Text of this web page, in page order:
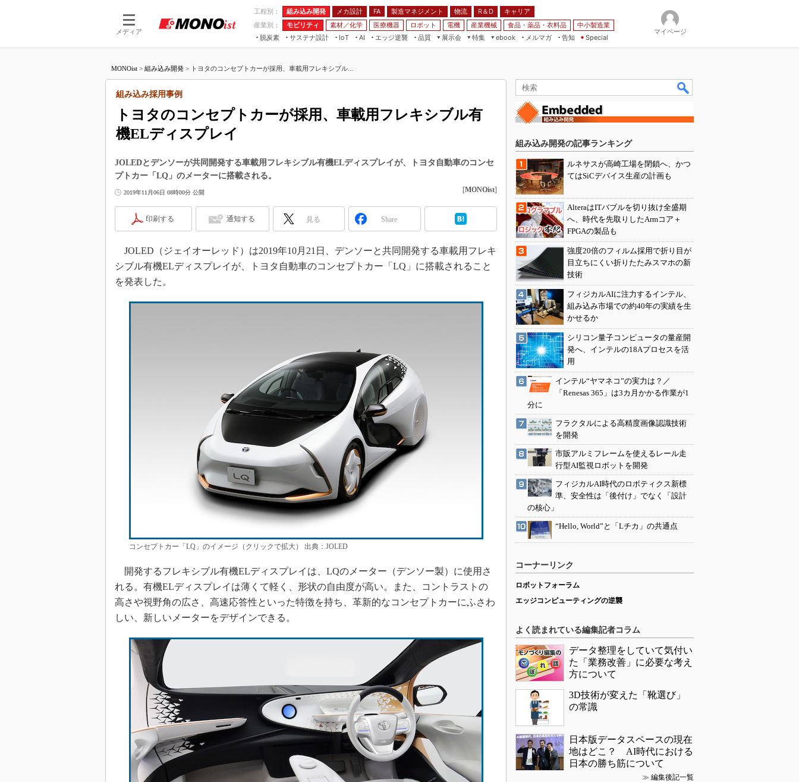
メディア
工程別： 組み込み開発 メカ設計 FA 製造マネジメント 物流 R＆D
キャリア
産業別：
モビリティ 素材／化学 医療機器 ロボット 電機 産業機械 食品・薬品・衣料品
中小製造業
脱炭素
サステナ設計
IoT
つながる工場
AI
AI×設備保全
エッジ逆襲 品質
展示会
JIMTOF
TECHNO-FRONTIER
スマート工場EXPO
EdgeTech+
AUTOMOTIVE WORLD
特集
つながるクルマ
VR／AR
組み込み画像技術
車載ソフト開発
ISO26262
無償設計ツール
3Dプリンタ
製造業ビッグデータ
メイドインジャパン
植物工場
知財マネジメント
海外生産
グローバル設計・開発
制御セキュリティ
新型コロナへの対応
ebook
FA
メルマガ
告知 Special
マイページ
MONOist > 組み込み開発 > トヨタのコンセプトカーが採用、車載用フレキシブル...
トヨタのコンセプトカーが採用、車載用フレキシブル有
機ELディスプレイ
組み込み採用事例
JOLEDとデンソーが共同開発する車載用フレキシブル有機ELディスプレイが、トヨタ自動車のコンセ
プトカー「LQ」のメーターに搭載される。
2019年11月06日 08時00分 公開 [MONOist]
印刷する 通知する 見る Share
JOLED（ジェイオーレッド）は2019年10月21日、デンソーと共同開発する車載用フレキ
シブル有機ELディスプレイが、トヨタ自動車のコンセプトカー「LQ」に搭載されること
を発表した。
コンセプトカー「LQ」のイメージ（クリックで拡大） 出典：JOLED
開発するフレキシブル有機ELディスプレイは、LQのメーター（デンソー製）に使用さ
れる。有機ELディスプレイは薄くて軽く、形状の自由度が高い。また、コントラストの
高さや視野角の広さ、高速応答性といった特徴を持ち、革新的なコンセプトカーにふさわ
しい、新しいメーターをデザインできる。
組み込み開発の記事ランキング
ルネサスが高崎工場を閉鎖へ、かつ
てはSiCデバイス生産の計画も
AlteraはITバブルを切り抜け全盛期
へ、時代を先取りしたArmコア＋
FPGAの製品も
強度20倍のフィルム採用で折り目が
目立ちにくい折りたたみスマホの新
技術
フィジカルAIに注力するインテル、
組み込み市場での約40年の実績を生
かせるか
シリコン量子コンピュータの量産開
発へ、インテルの18Aプロセスを活
用
インテル“ヤマネコ”の実力は？／
「Renesas 365」は3カ月かかる作業が1
分に
フラクタルによる高精度画像認識技術
を開発
市販アルミフレームを使えるレール走
行型AI監視ロボットを開発
フィジカルAI時代のロボティクス新標
準、安全性は「後付け」でなく「設計
の核心」
“Hello, World”と「Lチカ」の共通点
コーナーリンク
ロボットフォーラム
エッジコンピューティングの逆襲
よく読まれている編集記者コラム
データ整理をしていて気付い
た「業務改善」に必要な考え
方について
3D技術が変えた「靴選び」
の常識
日本版データスペースの現在
地はどこ？ AI時代における
日本の勝ち筋について
≫ 編集後記一覧